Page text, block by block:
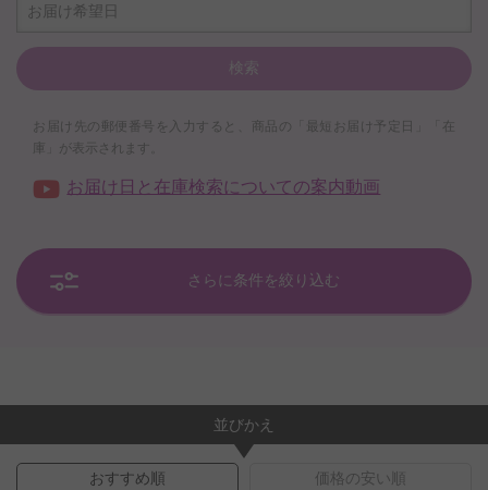
お届け希望日
検索
お届け先の郵便番号を入力すると、商品の「最短お届け予定日」「在
庫」が表示されます。
お届け日と在庫検索についての案内動画
さらに条件を絞り込む
並びかえ
おすすめ順 価格の安い順